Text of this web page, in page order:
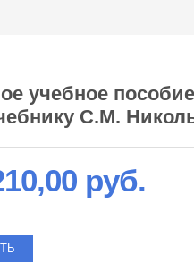
учебное
С.М.
руб.